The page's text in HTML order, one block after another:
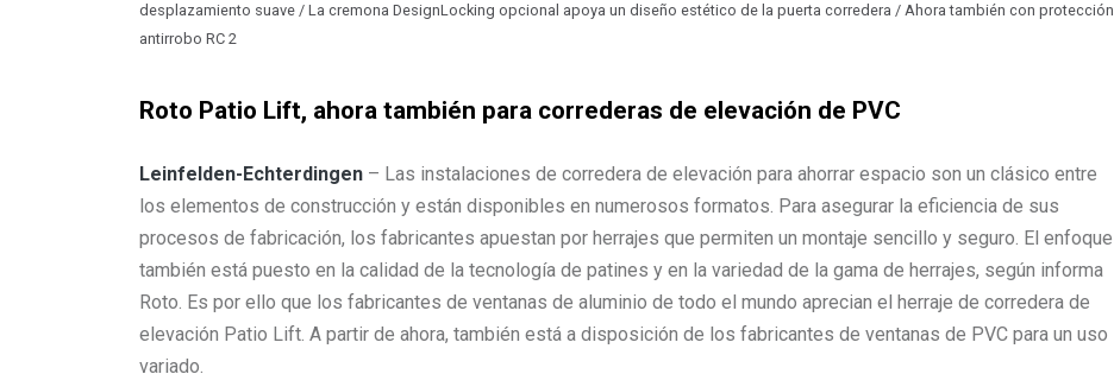
desplazamiento suave / La cremona DesignLocking opcional apoya un diseño estético de la puerta corredera / Ahora también con protección
antirrobo RC 2
Roto Patio Lift, ahora también para correderas de elevación de PVC
Leinfelden-Echterdingen – Las instalaciones de corredera de elevación para ahorrar espacio son un clásico entre
los elementos de construcción y están disponibles en numerosos formatos. Para asegurar la eficiencia de sus
procesos de fabricación, los fabricantes apuestan por herrajes que permiten un montaje sencillo y seguro. El enfoque
también está puesto en la calidad de la tecnología de patines y en la variedad de la gama de herrajes, según informa
Roto. Es por ello que los fabricantes de ventanas de aluminio de todo el mundo aprecian el herraje de corredera de
elevación Patio Lift. A partir de ahora, también está a disposición de los fabricantes de ventanas de PVC para un uso
variado.